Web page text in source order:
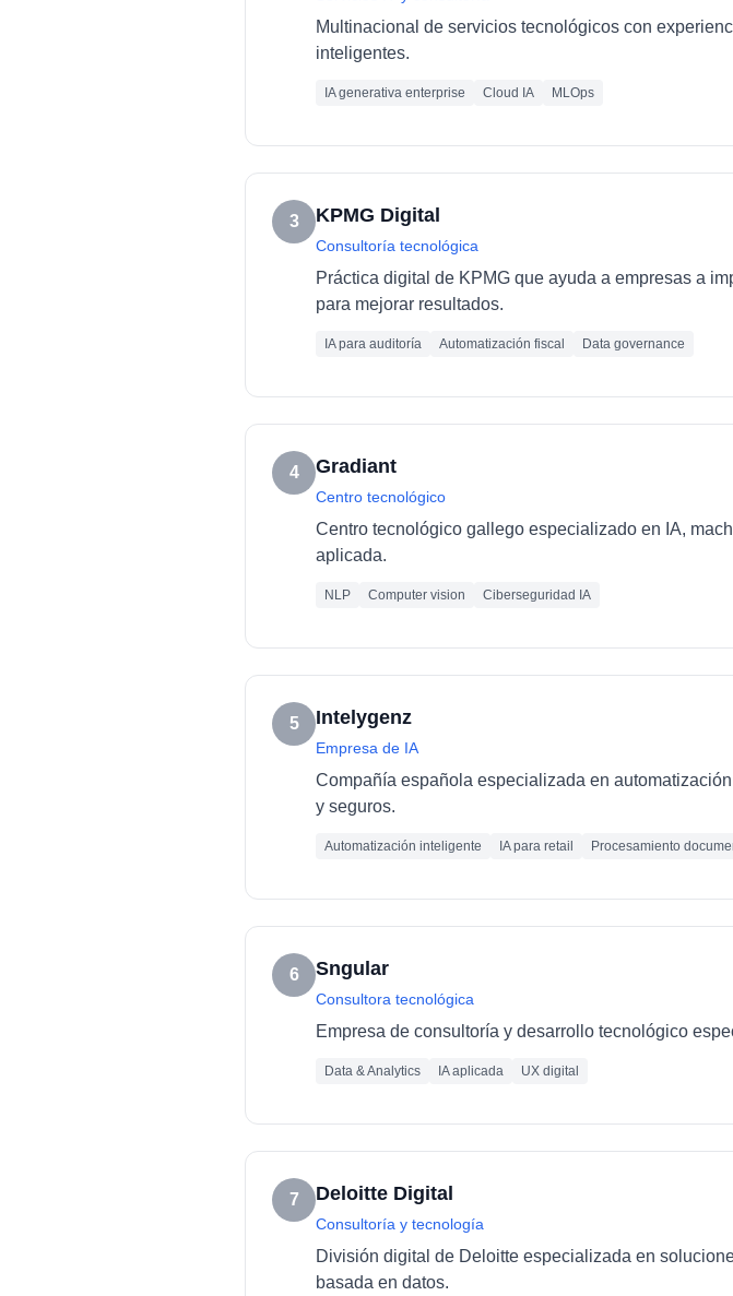
Multinacional de servicios tecnológicos con
inteligentes.
IA generativa enterprise Cloud IA MLOps
3 KPMG Digital
Consultoría tecnológica
Práctica digital de KPMG que ayuda a empresas a
para mejorar resultados.
IA para auditoría Automatización fiscal Data governance
4 Gradiant
Centro tecnológico
Centro tecnológico gallego especializado en IA,
aplicada.
NLP Computer vision Ciberseguridad IA
5 Intelygenz
Empresa de IA
Compañía española especializada en
y seguros.
Automatización inteligente IA para retail Procesamiento
6 Sngular
Consultora tecnológica
Empresa de consultoría y desarrollo tecnológico
Data & Analytics IA aplicada UX digital
7 Deloitte Digital
Consultoría y tecnología
División digital de Deloitte especializada en
basada en datos.